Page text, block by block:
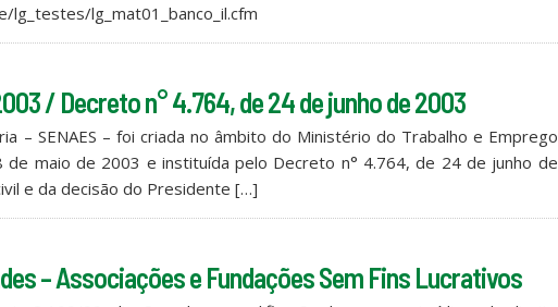
lg_mat01_banco_il.cfm
/ Decreto n° 4.764, de 24 de junho de 2003
– SENAES – foi criada no âmbito do Ministério do Trabalho e Emprego
de maio de 2003 e instituída pelo Decreto n° 4.764, de 24 de junho de
e da decisão do Presidente […]
– Associações e Fundações Sem Fins Lucrativos